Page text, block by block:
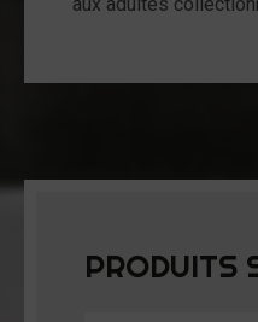
PRODUITS